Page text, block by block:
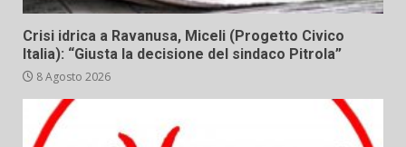
Crisi idrica a Ravanusa, Miceli (Progetto Civico
Italia): “Giusta la decisione del sindaco Pitrola”
8 Agosto 2026